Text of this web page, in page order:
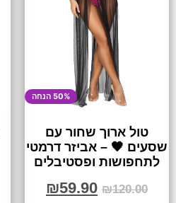
50% הנחה
טול ארוך שחור עם
שסעים 🖤 – אביזר דרמטי
לתחפושות ופסטיבלים
₪120.00
₪59.90